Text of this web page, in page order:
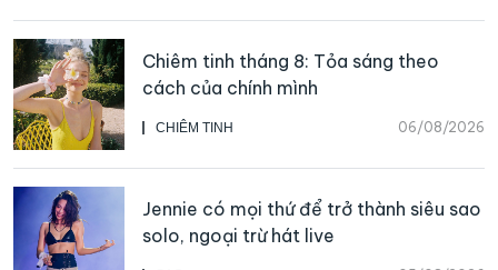
CHIÊM TINH 06/08/2026
Chiêm tinh tháng 8: Tỏa sáng theo
cách của chính mình
Jennie có mọi thứ để trở thành siêu sao
solo, ngoại trừ hát live